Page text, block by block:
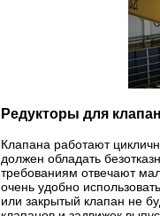
Редукторы для
Клапана работают
должен обладать
требованиям отвечают
очень удобно
или закрытый клапан не